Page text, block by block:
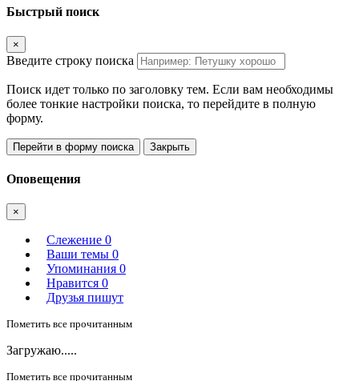
Быстрый поиск
×
Введите строку поиска
Поиск идет только по заголовку тем. Если вам необходимы
более тонкие настройки поиска, то перейдите в полную
форму.
Перейти в форму поиска Закрыть
Оповещения
×
Слежение 0
Ваши темы 0
Упоминания 0
Нравится 0
Друзья пишут
Пометить все прочитанным
Загружаю.....
Пометить все прочитанным